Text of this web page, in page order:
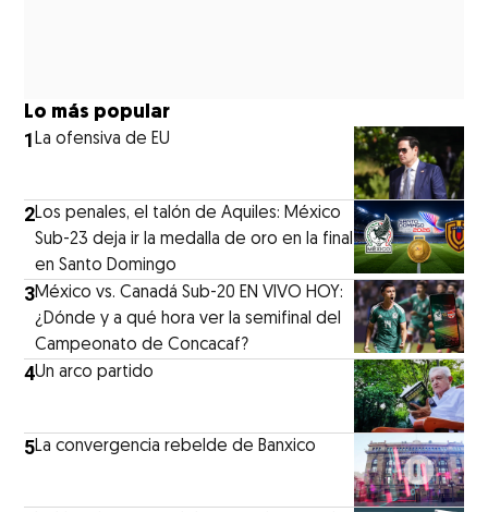
Lo más popular
1La ofensiva de EU
2Los penales, el talón de Aquiles: México
Sub-23 deja ir la medalla de oro en la final
en Santo Domingo
3México vs. Canadá Sub-20 EN VIVO HOY:
¿Dónde y a qué hora ver la semifinal del
Campeonato de Concacaf?
4Un arco partido
5La convergencia rebelde de Banxico